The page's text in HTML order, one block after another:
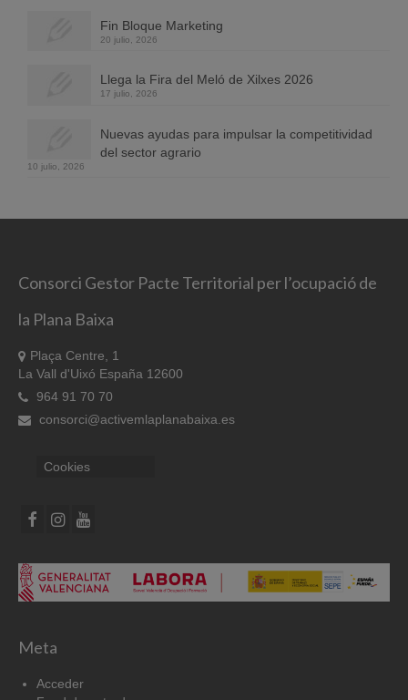
Fin Bloque Marketing
20 julio, 2026
Llega la Fira del Meló de Xilxes 2026
17 julio, 2026
Nuevas ayudas para impulsar la competitividad
del sector agrario
10 julio, 2026
Consorci Gestor Pacte Territorial per l’ocupació de
la Plana Baixa
Plaça Centre, 1
La Vall d'Uixó España 12600
964 91 70 70
consorci@activemlaplanabaixa.es
Cookies
Meta
Acceder